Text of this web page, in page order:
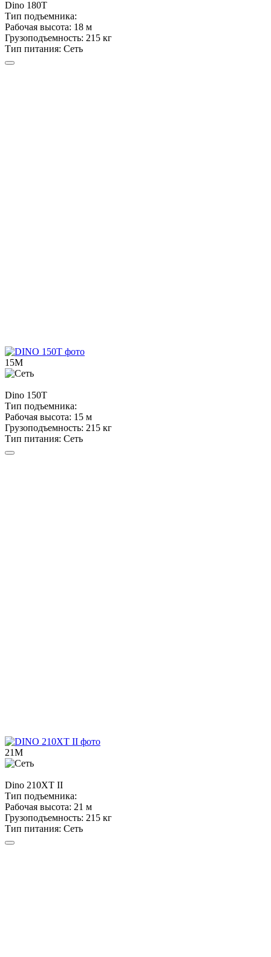
Dino 180T
Тип подъемника:
Рабочая высота: 18 м
Грузоподъемность: 215 кг
Тип питания: Сеть
15М
Dino 150T
Тип подъемника:
Рабочая высота: 15 м
Грузоподъемность: 215 кг
Тип питания: Сеть
21М
Dino 210XT II
Тип подъемника:
Рабочая высота: 21 м
Грузоподъемность: 215 кг
Тип питания: Сеть